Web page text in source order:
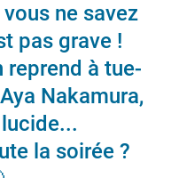
ne savez
pas grave !
reprend à tue-
Nakamura,
la soirée ?